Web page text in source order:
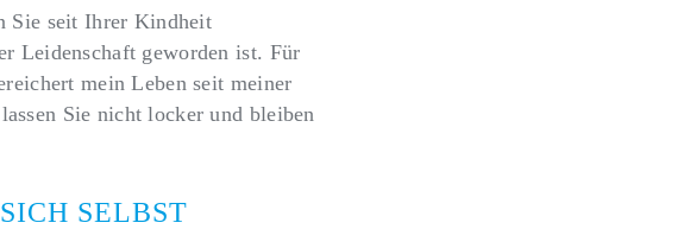
Sie seit Ihrer Kindheit
Leidenschaft geworden ist. Für
mein Leben seit meiner
Sie nicht locker und bleiben
SELBST